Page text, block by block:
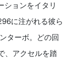
ョンをイタリ
に注がれる彼ら
ターボ。どの回
、アクセルを踏